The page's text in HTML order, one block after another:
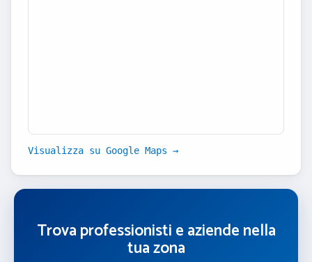
Visualizza su Google Maps →
Trova professionisti e aziende nella
tua zona